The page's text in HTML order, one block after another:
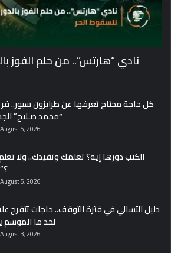
نادي “هارتس”.. من حلم الفوز
كل حاجة محتاج تعرفها عن طرابزون سبور..
“محمد صـلاح”
August 5, 2026
الكتب دورها إيه؟ تعلمك وتفيدك.. ولا تعلم
“AI”؟
August 5, 2026
دليل التسالي في فترة التوقف.. حاجات تتفرج
لحد ما الموسم
August 3, 2026